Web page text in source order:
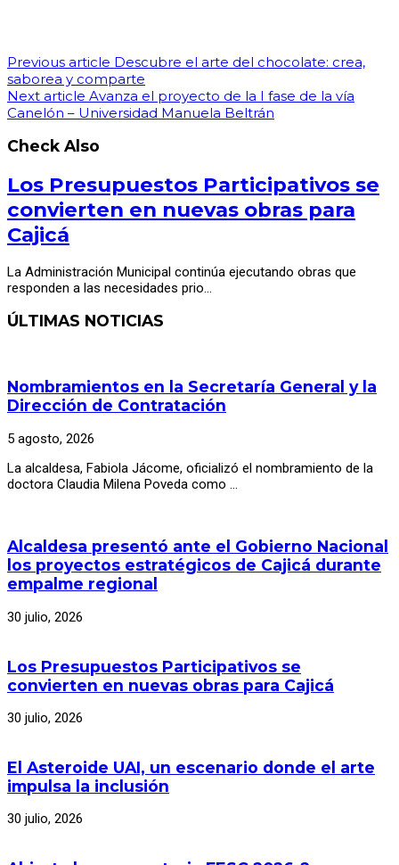
Previous article Descubre el arte del chocolate: crea,
saborea y comparte
Next article Avanza el proyecto de la I fase de la vía
Canelón – Universidad Manuela Beltrán
Check Also
Los Presupuestos Participativos se
convierten en nuevas obras para
Cajicá
La Administración Municipal continúa ejecutando obras que
responden a las necesidades prio…
ÚLTIMAS NOTICIAS
Nombramientos en la Secretaría General y la
Dirección de Contratación
5 agosto, 2026
La alcaldesa, Fabiola Jácome, oficializó el nombramiento de la
doctora Claudia Milena Poveda como …
Alcaldesa presentó ante el Gobierno Nacional
los proyectos estratégicos de Cajicá durante
empalme regional
30 julio, 2026
Los Presupuestos Participativos se
convierten en nuevas obras para Cajicá
30 julio, 2026
El Asteroide UAI, un escenario donde el arte
impulsa la inclusión
30 julio, 2026